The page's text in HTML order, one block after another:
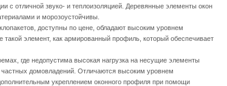
с отличной звуко- и теплоизоляцией. Деревянные элементы окон
и морозоустойчивы.
доступны по цене, обладают высоким уровнем
элемент, как армированный профиль, который обеспечивает
где недопустима высокая нагрузка на несущие элементы
частных домовладений. Отличаются высоким уровнем
укреплением оконного профиля при помощи